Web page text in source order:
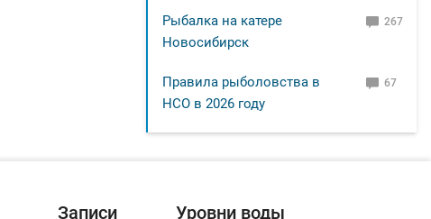
Рыбалка на катере
Новосибирск
267
Правила рыболовства в
НСО в 2026 году
67
Записи Уровни воды